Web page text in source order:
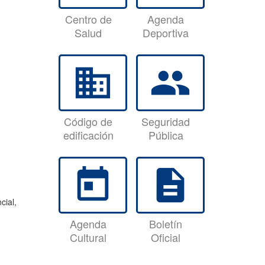
Centro de
Salud
Agenda
Deportiva
business
Código de
edificación
group
Seguridad
Pública
today
Agenda
Cultural
description
Boletín
Oficial